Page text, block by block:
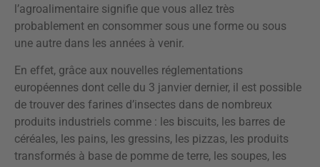
l’agroalimentaire signifie que vous allez très
probablement en consommer sous une forme ou sous
une autre dans les années à venir.
En effet, grâce aux nouvelles réglementations
européennes dont celle du 3 janvier dernier, il est possible
de trouver des farines d’insectes dans de nombreux
produits industriels comme : les biscuits, les barres de
céréales, les pains, les gressins, les pizzas, les produits
transformés à base de pomme de terre, les soupes, les